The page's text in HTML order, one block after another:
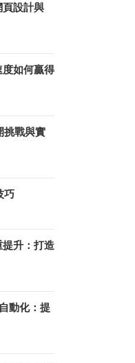
頁設計與
如何贏得
挑戰與實
巧
升：打造
動化：提